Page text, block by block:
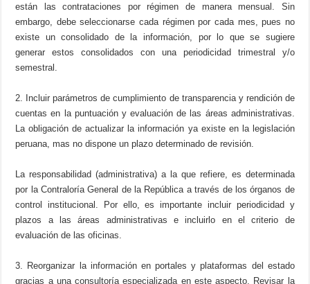
están las contrataciones por régimen de manera mensual. Sin
embargo, debe seleccionarse cada régimen por cada mes, pues no
existe un consolidado de la información, por lo que se sugiere
generar estos consolidados con una periodicidad trimestral y/o
semestral.
2. Incluir parámetros de cumplimiento de transparencia y rendición de
cuentas en la puntuación y evaluación de las áreas administrativas.
La obligación de actualizar la información ya existe en la legislación
peruana, mas no dispone un plazo determinado de revisión.
La responsabilidad (administrativa) a la que refiere, es determinada
por la Contraloría General de la República a través de los órganos de
control institucional. Por ello, es importante incluir periodicidad y
plazos a las áreas administrativas e incluirlo en el criterio de
evaluación de las oficinas.
3. Reorganizar la información en portales y plataformas del estado
gracias a una consultoría especializada en este aspecto. Revisar la